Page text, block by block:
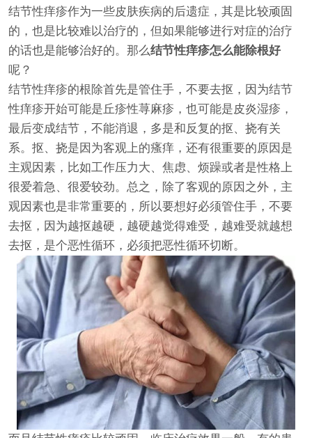
结节性痒疹作为一些皮肤疾病的后遗症，其是比较顽固
的，也是比较难以治疗的，但如果能够进行对症的治疗
的话也是能够治好的。那么结节性痒疹怎么能除根好
呢？
结节性痒疹的根除首先是管住手，不要去抠，因为结节
性痒疹开始可能是丘疹性荨麻疹，也可能是皮炎湿疹，
最后变成结节，不能消退，多是和反复的抠、挠有关
系。抠、挠是因为客观上的瘙痒，还有很重要的原因是
主观因素，比如工作压力大、焦虑、烦躁或者是性格上
很爱着急、很爱较劲。总之，除了客观的原因之外，主
观因素也是非常重要的，所以要想好必须管住手，不要
去抠，因为越抠越硬，越硬越觉得难受，越难受就越想
去抠，是个恶性循环，必须把恶性循环切断。